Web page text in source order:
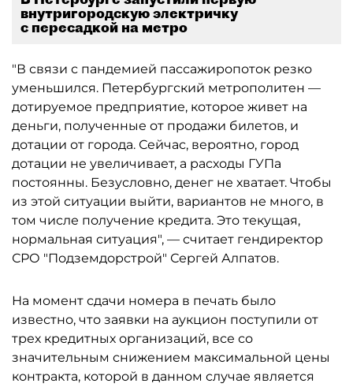
внутригородскую электричку
с пересадкой на метро
"В связи с пандемией пассажиропоток резко
уменьшился. Петербургский метрополитен —
дотируемое предприятие, которое живет на
деньги, полученные от продажи билетов, и
дотации от города. Сейчас, вероятно, город
дотации не увеличивает, а расходы ГУПа
постоянны. Безусловно, денег не хватает. Чтобы
из этой ситуации выйти, вариантов не много, в
том числе получение кредита. Это текущая,
нормальная ситуация", — считает гендиректор
СРО "Подземдорстрой" Сергей Алпатов.
На момент сдачи номера в печать было
известно, что заявки на аукцион поступили от
трех кредитных организаций, все со
значительным снижением максимальной цены
контракта, которой в данном случае является